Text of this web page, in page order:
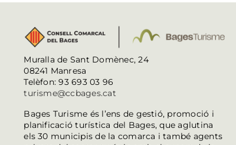
Muralla de Sant Domènec, 24
08241 Manresa
Telèfon: 93 693 03 96
turisme@ccbages.cat
Bages Turisme és l’ens de gestió, promoció i
planificació turística del Bages, que aglutina
els 30 municipis de la comarca i també agents